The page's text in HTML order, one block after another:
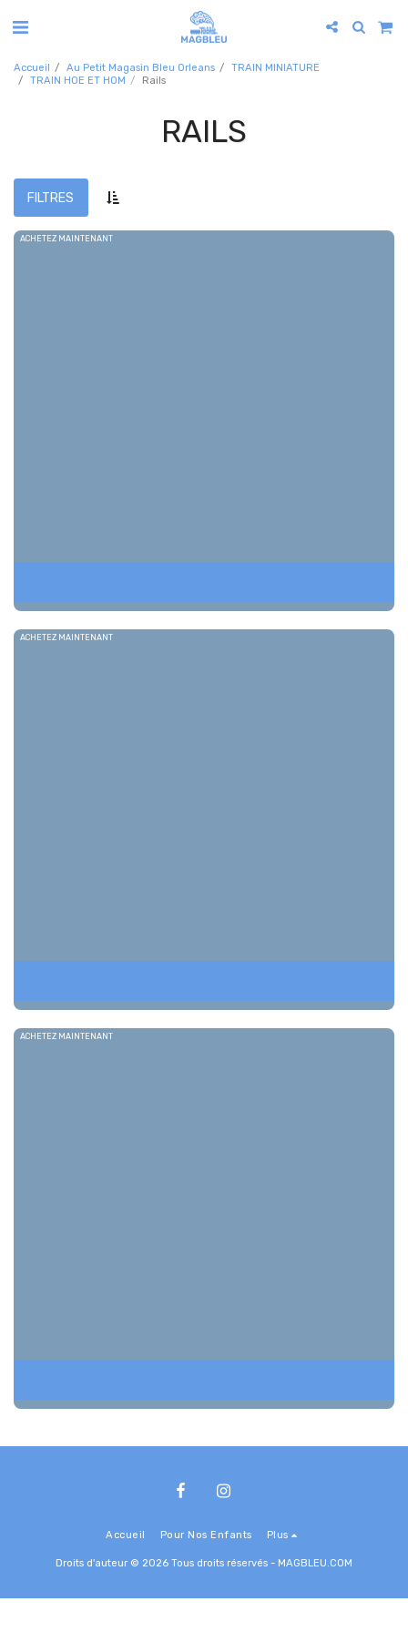
Accueil Au Petit Magasin Bleu Orleans
TRAIN MINIATURE
TRAIN HOE ET HOM
Rails
RAILS
FILTRES
ACHETEZ MAINTENANT
ACHETEZ MAINTENANT
ACHETEZ MAINTENANT
Accueil Pour Nos Enfants Plus
Droits d'auteur © 2026 Tous droits réservés - MAGBLEU.COM